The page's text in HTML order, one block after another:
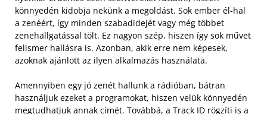
könnyedén kidobja nekünk a megoldást. Sok ember él-hal
a zenéért, így minden szabadidejét vagy még többet
zenehallgatással tölt. Ez nagyon szép, hiszen így sok művet
felismer hallásra is. Azonban, akik erre nem képesek,
azoknak ajánlott az ilyen alkalmazás használata.
Amennyiben egy jó zenét hallunk a rádióban, bátran
használjuk ezeket a programokat, hiszen velük könnyedén
megtudhatjuk annak címét. Továbbá, a Track ID rögzíti is a